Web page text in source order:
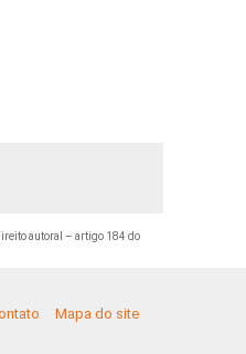
autoral – artigo 184 do
Mapa do site